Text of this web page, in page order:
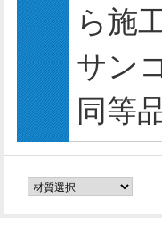
ら施
サン
同等